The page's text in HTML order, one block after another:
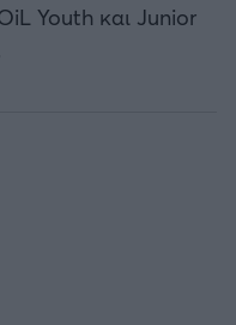
Youth και Junior